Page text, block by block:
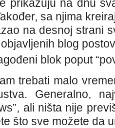
prikazuju na dnu
sa njima
na desnoj strani
blog
blok poput
trebati malo
Generalno,
ali ništa nije
što sve možete da